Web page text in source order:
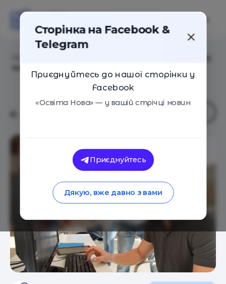
Сторінка на Facebook &
Telegram
Приєднуйтесь до нашої сторінки у
Facebook
«Освіта Нова» — у вашій стрічці новин
Приєднуйтесь
Дякую, вже давно з вами